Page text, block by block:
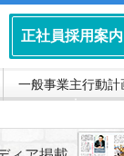
正社員採用案内
一般事業主行動計
▼